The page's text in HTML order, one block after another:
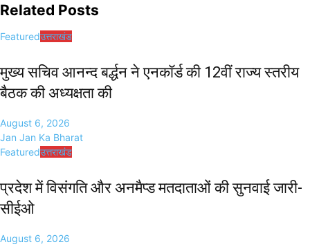
Related Posts
Featuredउत्तराखंड
मुख्य सचिव आनन्द बर्द्धन ने एनकॉर्ड की 12वीं राज्य स्तरीय
बैठक की अध्यक्षता की
August 6, 2026
Jan Jan Ka Bharat
Featuredउत्तराखंड
प्रदेश में विसंगति और अनमैप्ड मतदाताओं की सुनवाई जारी-
सीईओ
August 6, 2026